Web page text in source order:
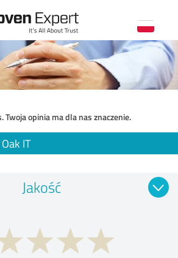
Twoja opinia ma dla nas znaczenie.
IT
Jakość